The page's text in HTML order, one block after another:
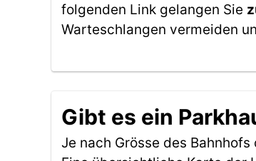
folgenden Link gelangen Sie
Warteschlangen vermeiden
Gibt es ein
Je nach Grösse des